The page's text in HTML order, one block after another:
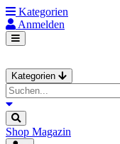
Kategorien
Anmelden
Kategorien
Shop Magazin